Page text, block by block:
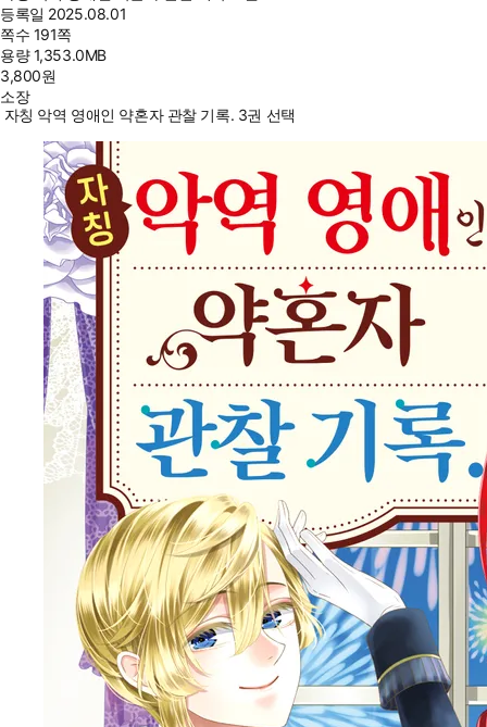
등록일 2025.08.01
쪽수 191쪽
용량1,353.0MB
3,800원
소장
자칭 악역 영애인 약혼자 관찰 기록. 3권 선택